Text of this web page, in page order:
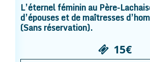
L’éternel féminin au Père-
d’épouses et de maîtresses
(Sans réservation).
15€